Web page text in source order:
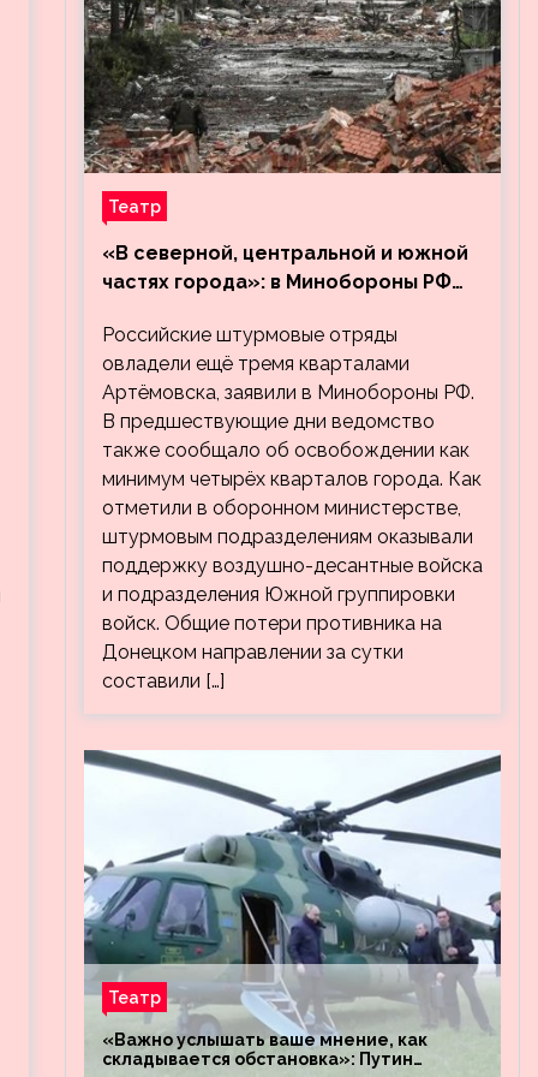
Театр
«В северной, центральной и южной
частях города»: в Минобороны РФ
кварталов Артёмовска
Российские штурмовые отряды
овладели ещё тремя кварталами
Артёмовска, заявили в Минобороны РФ.
В предшествующие дни ведомство
также сообщало об освобождении как
минимум четырёх кварталов города. Как
отметили в оборонном министерстве,
штурмовым подразделениям оказывали
поддержку воздушно-десантные войска
и подразделения Южной группировки
войск. Общие потери противника на
Донецком направлении за сутки
составили […]
Театр
«Важно услышать ваше мнение, как
складывается обстановка»: Путин